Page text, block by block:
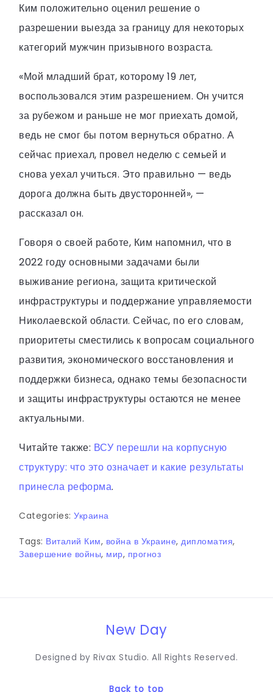
Ким положительно оценил решение о
разрешении выезда за границу для некоторых
категорий мужчин призывного возраста.
«Мой младший брат, которому 19 лет,
воспользовался этим разрешением. Он учится
за рубежом и раньше не мог приехать домой,
ведь не смог бы потом вернуться обратно. А
сейчас приехал, провел неделю с семьей и
снова уехал учиться. Это правильно — ведь
дорога должна быть двусторонней», —
рассказал он.
Говоря о своей работе, Ким напомнил, что в
2022 году основными задачами были
выживание региона, защита критической
инфраструктуры и поддержание управляемости
Николаевской области. Сейчас, по его словам,
приоритеты сместились к вопросам социального
развития, экономического восстановления и
поддержки бизнеса, однако темы безопасности
и защиты инфраструктуры остаются не менее
актуальными.
Читайте также: ВСУ перешли на корпусную
структуру: что это означает и какие результаты
принесла реформа.
Categories: Украина
Tags: Виталий Ким, война в Украине, дипломатия,
Завершение войны, мир, прогноз
New Day
Designed by Rivax Studio. All Rights Reserved.
Back to top